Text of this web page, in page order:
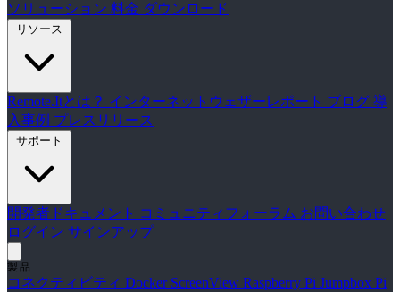
ソリューション 料金 ダウンロード
Remote.Itとは？ インターネットウェザーレポート ブログ 導
入事例 プレスリリース
開発者ドキュメント コミュニティフォーラム お問い合わせ
ログイン サインアップ
製品
コネクティビティ Docker ScreenView Raspberry Pi Jumpbox Pi